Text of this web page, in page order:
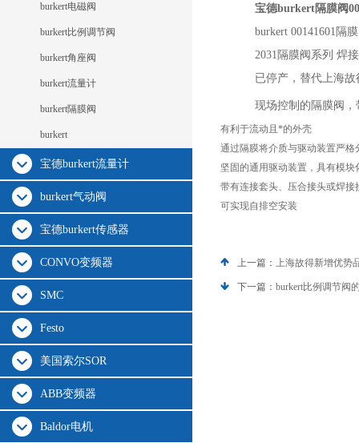
burkert电磁阀
burkert比例调节阀
burkert角座阀
burkert流量计
burkert隔膜阀
burkert
宝德burkert流量计
burkert气动阀
宝德burkert传感器
CONVO变频器
SMC
Festo
美国索尔SOR
ABB变频器
Baldor电机
宝德burkert隔膜阀
burkert 00141601隔
2031隔膜阀系列 焊
已停产，替代上海故
现场控制的隔膜阀，
有利于流动且*的外壳
通过隔膜将介质与驱动装置严格
坚固的通用驱动装置，具有模块
带有连接套头、压合接头或焊接
可实现自排空安装
上一篇： 上海故得新增优势
下一篇： burkert比例调节阀